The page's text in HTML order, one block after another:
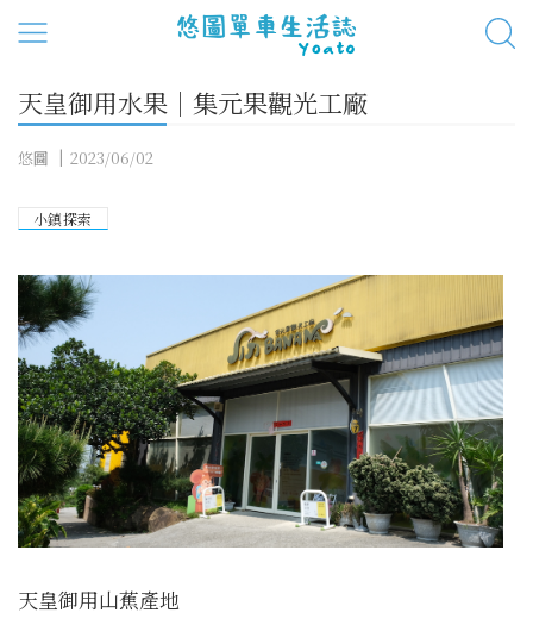
天皇御用水果｜集元果觀光工廠
悠圖 2023/06/02
小鎮探索
天皇御用山蕉產地